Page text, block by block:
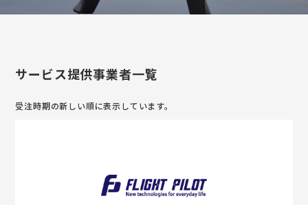
サービス提供事業者一覧
受注時期の新しい順に表示しています。